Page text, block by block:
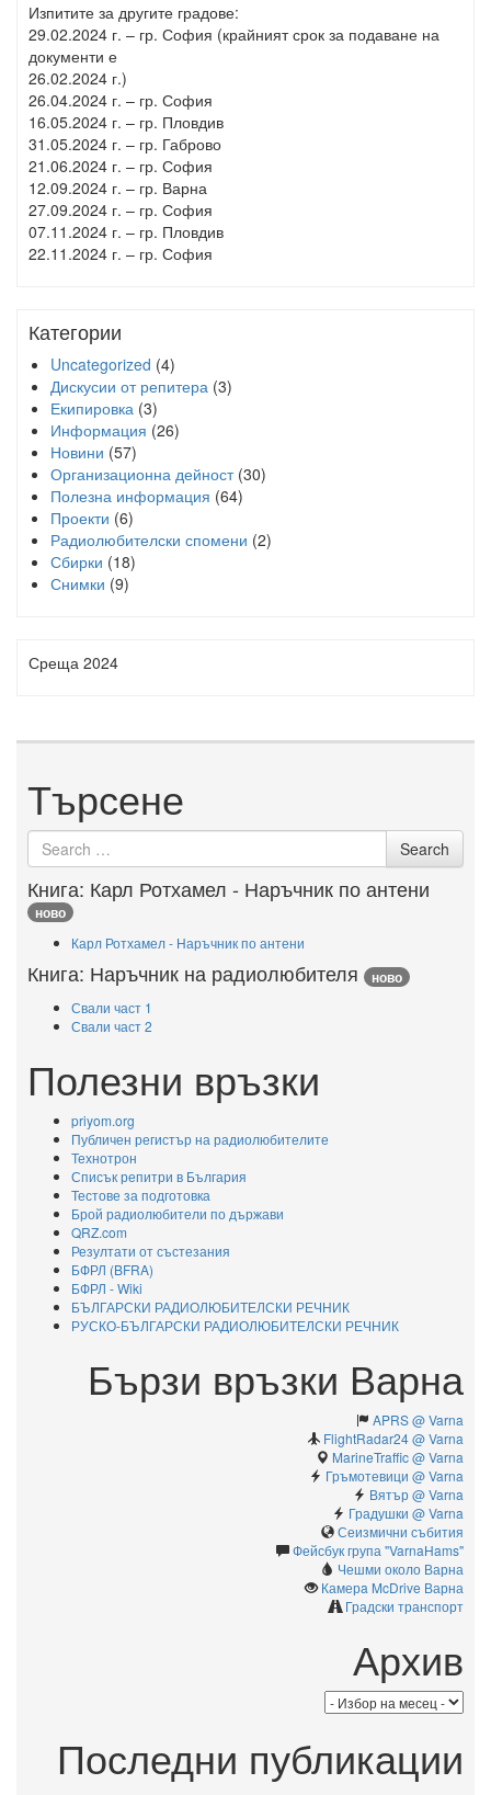
Изпитите за другите градове:
29.02.2024 г. – гр. София (крайният срок за подаване на
документи е
26.02.2024 г.)
26.04.2024 г. – гр. София
16.05.2024 г. – гр. Пловдив
31.05.2024 г. – гр. Габрово
21.06.2024 г. – гр. София
12.09.2024 г. – гр. Варна
27.09.2024 г. – гр. София
07.11.2024 г. – гр. Пловдив
22.11.2024 г. – гр. София
Категории
Uncategorized (4)
Дискусии от репитера (3)
Екипировка (3)
Информация (26)
Новини (57)
Организационна дейност(30)
Полезна информация (64)
Проекти (6)
Радиолюбителски спомени (2)
Сбирки (18)
Снимки (9)
Среща 2024
Търсене
Search
for
Search
Книга: Карл Ротхамел - Наръчник по антени
ново
Карл Ротхамел - Наръчник по антени
Книга: Наръчник на радиолюбителя ново
Свали част 1
Свали част 2
Полезни връзки
priyom.org
Публичен регистър на радиолюбителите
Технотрон
Списък репитри в България
Тестове за подготовка
Брой радиолюбители по държави
QRZ.com
Резултати от състезания
БФРЛ (BFRA)
БФРЛ - Wiki
БЪЛГАРСКИ РАДИОЛЮБИТЕЛСКИ РЕЧНИК
РУСКО-БЪЛГАРСКИ РАДИОЛЮБИТЕЛСКИ РЕЧНИК
Бързи връзки Варна
APRS @ Varna
FlightRadar24 @ Varna
MarineTraffic @ Varna
Гръмотевици @ Varna
Вятър @ Varna
Градушки @ Varna
Сеизмични събития
Фейсбук група "VarnaHams"
Чешми около Варна
Камерa McDrive Варна
Градски транспорт
Архив
Архив
Последни публикации